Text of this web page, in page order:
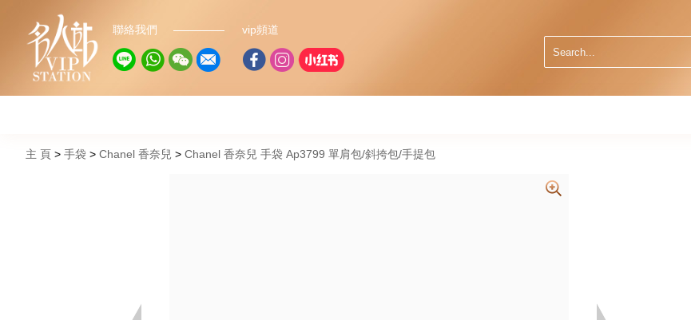
聯絡我們 vip頻道
主 頁 手袋 Chanel 香奈兒 Chanel 香奈兒 手袋 Ap3799 單肩包/斜挎包/手提包